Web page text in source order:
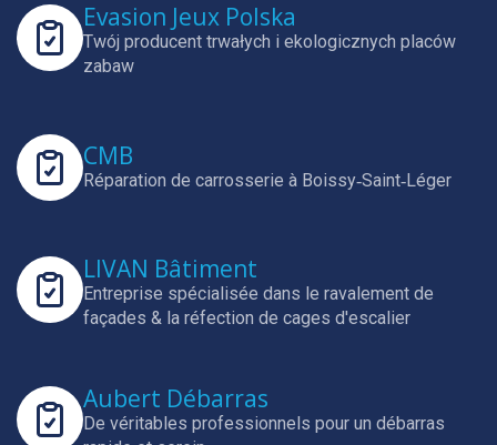
Evasion Jeux Polska
Twój producent trwałych i ekologicznych placów
zabaw
CMB
Réparation de carrosserie à Boissy‑Saint‑Léger
LIVAN Bâtiment
Entreprise spécialisée dans le ravalement de
façades & la réfection de cages d'escalier
Aubert Débarras
De véritables professionnels pour un débarras